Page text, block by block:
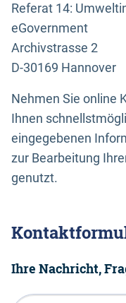
Referat 14:
eGovernment
Archivstrasse 2
D-30169 Hannover
Nehmen Sie online
Ihnen
eingegebenen
zur Bearbeitung
genutzt.
Ihre Nachricht,